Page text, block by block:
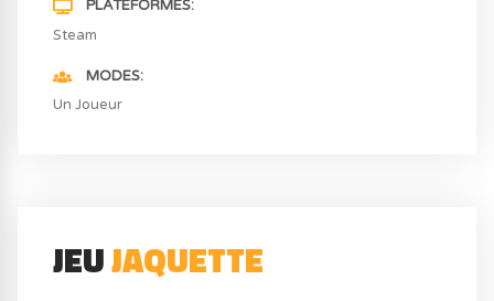
PLATEFORMES
Steam
MODES
Un Joueur
JEUJAQUETTE